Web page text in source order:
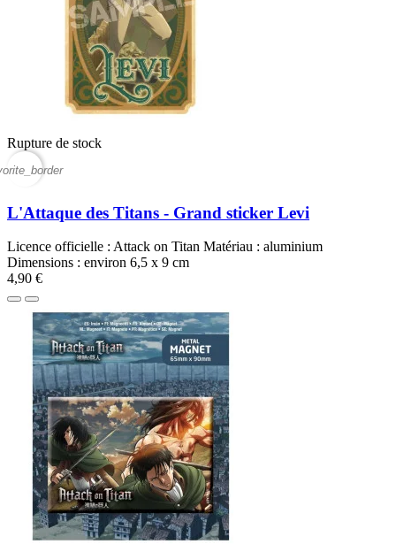
Rupture de stock
L'Attaque des Titans - Grand sticker Levi
Licence officielle : Attack on Titan Matériau : aluminium
Dimensions : environ 6,5 x 9 cm
4,90 €